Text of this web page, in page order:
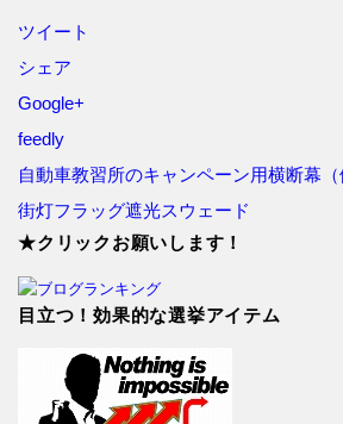
ツイート
シェア
Google+
feedly
自動車教習所のキャンペーン用横断幕（
街灯フラッグ遮光スウェード
★クリックお願いします！
目立つ！効果的な選挙アイテム